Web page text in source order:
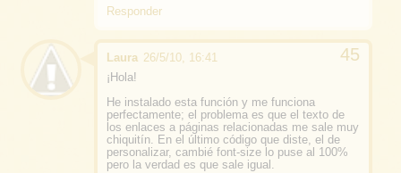
Responder
Laura 26/5/10, 16:41
¡Hola!
He instalado esta función y me funciona
perfectamente; el problema es que el texto de
los enlaces a páginas relacionadas me sale muy
chiquitín. En el último código que diste, el de
personalizar, cambié font-size lo puse al 100%
pero la verdad es que sale igual.